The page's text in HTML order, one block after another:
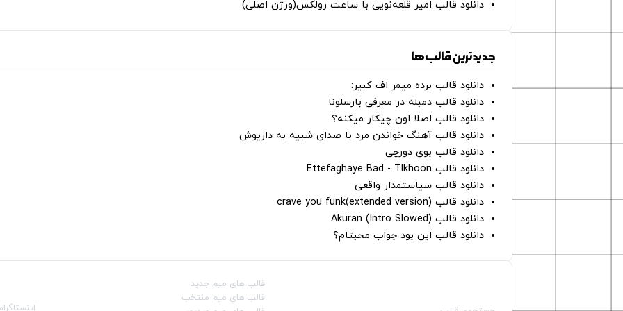
دانلود قالب امیر قلعه‌نویی با ساعت رولکس(ورژن اصلی)
جدیدترین قالب‌ها
دانلود قالب برده میمر اف کبیر:
دانلود قالب دمبله در معرفی بارسلونا
دانلود قالب اصلا اون چیکار میکنه؟
دانلود قالب آهنگ خواندن مرد با صدای شبیه به داریوش
دانلود قالب بوی دورچی
دانلود قالب Ettefaghaye Bad - Tlkhoon
دانلود قالب سیاستمدار واقعی
دانلود قالب crave you funk(extended version)
دانلود قالب (Intro Slowed) Akuran
دانلود قالب این بود جواب محبتام؟
قالب‌ های میم جدید
قالب‌ های میم منتخب